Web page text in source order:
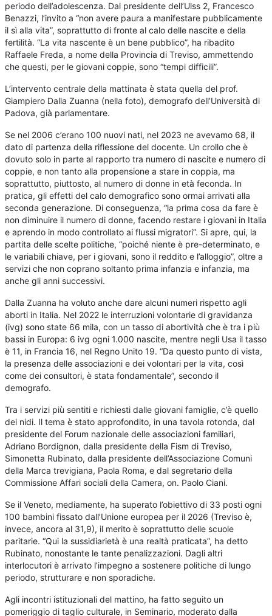
periodo dell’adolescenza. Dal presidente dell’Ulss 2, Francesco
Benazzi, l’invito a “non avere paura a manifestare pubblicamente
il sì alla vita”, soprattutto di fronte al calo delle nascite e della
fertilità. “La vita nascente è un bene pubblico”, ha ribadito
Raffaele Freda, a nome della Provincia di Treviso, ammettendo
che questi, per le giovani coppie, sono “tempi difficili”.
L’intervento centrale della mattinata è stata quella del prof.
Giampiero Dalla Zuanna (nella foto), demografo dell’Università di
Padova, già parlamentare.
Se nel 2006 c’erano 100 nuovi nati, nel 2023 ne avevamo 68, il
dato di partenza della riflessione del docente. Un crollo che è
dovuto solo in parte al rapporto tra numero di nascite e numero di
coppie, e non tanto alla propensione a stare in coppia, ma
soprattutto, piuttosto, al numero di donne in età feconda. In
pratica, gli effetti del calo demografico sono ormai arrivati alla
seconda generazione. Di conseguenza, “la prima cosa da fare è
non diminuire il numero di donne, facendo restare i giovani in Italia
e aprendo in modo controllato ai flussi migratori”. Si apre, qui, la
partita delle scelte politiche, “poiché niente è pre-determinato, e
le variabili chiave, per i giovani, sono il reddito e l’alloggio”, oltre a
servizi che non coprano soltanto prima infanzia e infanzia, ma
anche gli anni successivi.
Dalla Zuanna ha voluto anche dare alcuni numeri rispetto agli
aborti in Italia. Nel 2022 le interruzioni volontarie di gravidanza
(ivg) sono state 66 mila, con un tasso di abortività che è tra i più
bassi in Europa: 6 ivg ogni 1.000 nascite, mentre negli Usa il tasso
è 11, in Francia 16, nel Regno Unito 19. “Da questo punto di vista,
la presenza delle associazioni e dei volontari per la vita, così
come dei consultori, è stata fondamentale”, secondo il
demografo.
Tra i servizi più sentiti e richiesti dalle giovani famiglie, c’è quello
dei nidi. Il tema è stato approfondito, in una tavola rotonda, dal
presidente del Forum nazionale delle associazioni familiari,
Adriano Bordignon, dalla presidente della Fism di Treviso,
Simonetta Rubinato, dalla presidente dell’Associazione Comuni
della Marca trevigiana, Paola Roma, e dal segretario della
Commissione Affari sociali della Camera, on. Paolo Ciani.
Se il Veneto, mediamente, ha superato l’obiettivo di 33 posti ogni
100 bambini fissato dall’Unione europea per il 2026 (Treviso è,
invece, ancora al 31,9), il merito è soprattutto delle scuole
paritarie. “Qui la sussidiarietà è una realtà praticata”, ha detto
Rubinato, nonostante le tante penalizzazioni. Dagli altri
interlocutori è arrivato l’impegno a sostenere politiche di lungo
periodo, strutturare e non sporadiche.
Agli incontri istituzionali del mattino, ha fatto seguito un
pomeriggio di taglio culturale, in Seminario, moderato dalla